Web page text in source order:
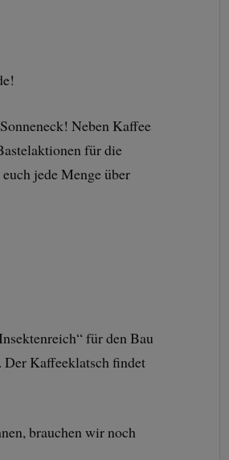
Neben Kaffee
für die
jede Menge über
für den Bau
Kaffeeklatsch findet
brauchen wir noch